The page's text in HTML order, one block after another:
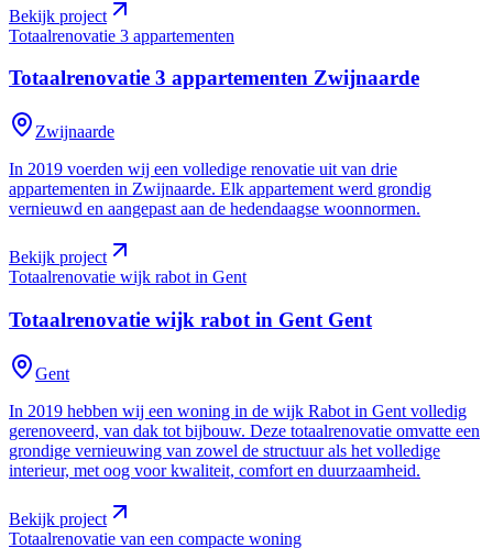
Bekijk project
Totaalrenovatie 3 appartementen
Totaalrenovatie 3 appartementen Zwijnaarde
Zwijnaarde
In 2019 voerden wij een volledige renovatie uit van drie
appartementen in Zwijnaarde. Elk appartement werd grondig
vernieuwd en aangepast aan de hedendaagse woonnormen.
Bekijk project
Totaalrenovatie wijk rabot in Gent
Totaalrenovatie wijk rabot in Gent Gent
Gent
In 2019 hebben wij een woning in de wijk Rabot in Gent volledig
gerenoveerd, van dak tot bijbouw. Deze totaalrenovatie omvatte een
grondige vernieuwing van zowel de structuur als het volledige
interieur, met oog voor kwaliteit, comfort en duurzaamheid.
Bekijk project
Totaalrenovatie van een compacte woning